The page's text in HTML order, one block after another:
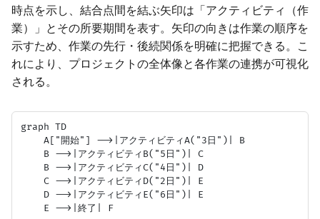
時点を示し、結合点間を結ぶ矢印は「アクティビティ（作
業）」とその所要期間を表す。矢印の向きは作業の順序を
示すため、作業の先行・後続関係を明確に把握できる。こ
れにより、プロジェクトの全体像と各作業の連携が可視化
される。
graph TD
    A["開始"] -->|アクティビティA("3日")| B
    B -->|アクティビティB("5日")| C
    B -->|アクティビティC("4日")| D
    C -->|アクティビティD("2日")| E
    D -->|アクティビティE("6日")| E